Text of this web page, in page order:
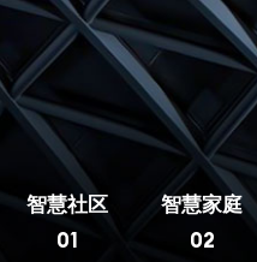
智慧社区
01
智慧家庭
02